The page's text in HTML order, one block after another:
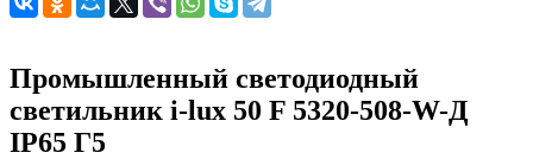
Промышленный светодиодный
светильник i-lux 50 F 5320-508-W-Д
IP65 Г5